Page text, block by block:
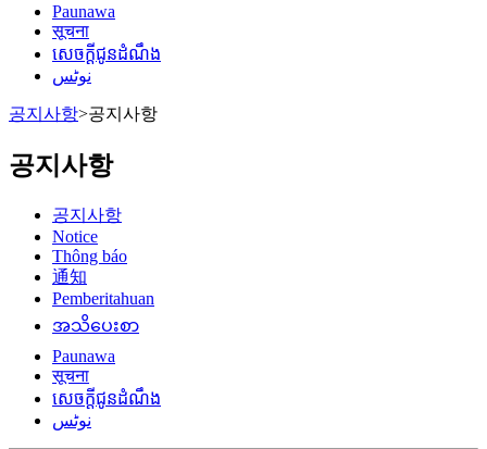
Paunawa
सूचना
សេចក្តីជូនដំណឹង
نوٹس
공지사항>공지사항
공지사항
공지사항
Notice
Thông báo
通知
Pemberitahuan
အသိပေးစာ
Paunawa
सूचना
សេចក្តីជូនដំណឹង
نوٹس